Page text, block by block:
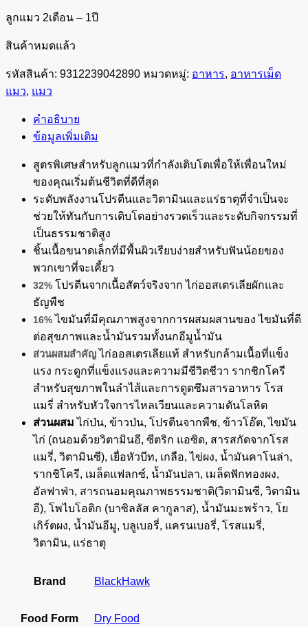
ลูกแมว 2เดือน – 1ปี
สินค้าหมดแล้ว
รหัสสินค้า: 9312239042890 หมวดหมู่: อาหาร, อาหารเม็ด
แมว, แมว
คำอธิบาย
ข้อมูลเพิ่มเติม
สูตรพิเศษสำหรับลูกแมวที่กำลังเติบโตเพื่อให้เพื่อนใหม่
ของคุณเริ่มต้นชีวิตที่ดีที่สุด
ระดับพลังงานโปรตีนและวิตามินและแร่ธาตุที่จำเป็นจะ
ช่วยให้ทันกับการเติบโตอย่างรวดเร็วและระดับกิจกรรมที่
เป็นธรรมชาติสูง
ชิ้นเนื้อขนาดเล็กที่มีพื้นผิวเรียบง่ายสำหรับฟันน้อยของ
พวกเขาที่จะเคี้ยว
32% โปรตีนจากเนื้อสัตว์จริงจาก ไก่ออสเตรเลียผักและ
ธัญพืช
16% ไขมันที่มีคุณภาพสูงจากการผสมผสานของ ไขมันที่ดี
ต่อสุขภาพและน้ำมันรวมทั้งนกอีมูน้ำมัน
ส่วนผสมสำคัญ ไก่ออสเตรเลียแท้ สำหรับกล้ามเนื้อที่แข็ง
แรง กระดูกที่แข็งแรงและความมีชีวิตชีวา รากชิกโครี
สำหรับสุขภาพในลำไส้และการดูดซึมสารอาหาร โรส
แมรี่ สำหรับหัวใจการไหลเวียนและความดันโลหิต
ส่วนผสมไก่ป่น, ข้าวป่น, โปรตีนจากพืช, ข้าวโอ๊ต, ไขมัน
ไก่ (ถนอมด้วยวิตามินอี, ซีตริก แอซิด, สารสกัดจากโรส
แมรี่, วิตามินซี), เยื่อหัวบีท, เกลือ, ไข่ผง, น้ำมันคาโนล่า,
รากชิโครี, เมล็ดแฟลกซ์, น้ำมันปลา, เมล็ดฟักทองผง,
อัลฟาฟ่า, สารถนอมคุณภาพธรรมชาติ(วิตามินซี, วิตามิน
อี), โพไบโอติก (บาซิลลัส คากูลาส), น้ำมันมะพร้าว, โย
เกิร์ตผง, น้ำมันอีมู, บลูเบอรี่, แครนเบอรี่, โรสแมรี่,
วิตามิน, แร่ธาตุ
Brand BlackHawk
Food Form Dry Food